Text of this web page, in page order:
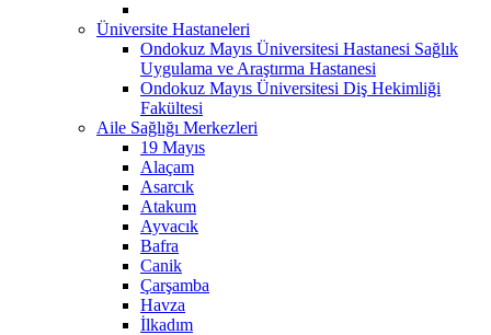
Üniversite Hastaneleri
Ondokuz Mayıs Üniversitesi Hastanesi Sağlık
Uygulama ve Araştırma Hastanesi
Ondokuz Mayıs Üniversitesi Diş Hekimliği
Fakültesi
Aile Sağlığı Merkezleri
19 Mayıs
Alaçam
Asarcık
Atakum
Ayvacık
Bafra
Canik
Çarşamba
Havza
İlkadım